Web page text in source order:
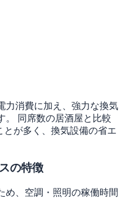
力消費に加え、強力な換気
。 同席数の居酒屋と比較
とが多く、換気設備の省エ
の特徴
め、空調・照明の稼働時間